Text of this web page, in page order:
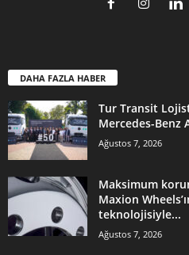
DAHA FAZLA HABER
Tur Transit
Mercedes-Benz
Ağustos 7, 2026
Maksimum
Maxion
teknolojisiyle...
Ağustos 7, 2026